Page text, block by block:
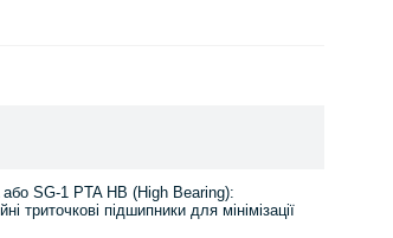
SG-1 PTA HB (High Bearing):
триточкові підшипники для мінімізації